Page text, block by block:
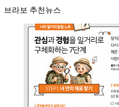
브라보 추천뉴스